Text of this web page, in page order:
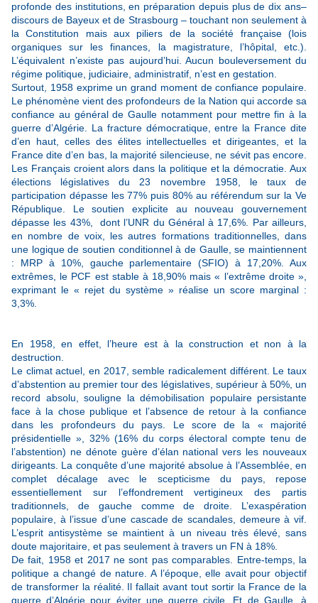
profonde des institutions, en préparation depuis plus de dix ans–
discours de Bayeux et de Strasbourg – touchant non seulement à
la Constitution mais aux piliers de la société française (lois
organiques sur les finances, la magistrature, l’hôpital, etc.).
L’équivalent n’existe pas aujourd’hui. Aucun bouleversement du
régime politique, judiciaire, administratif, n’est en gestation.
Surtout, 1958 exprime un grand moment de confiance populaire.
Le phénomène vient des profondeurs de la Nation qui accorde sa
confiance au général de Gaulle notamment pour mettre fin à la
guerre d’Algérie. La fracture démocratique, entre la France dite
d’en haut, celles des élites intellectuelles et dirigeantes, et la
France dite d’en bas, la majorité silencieuse, ne sévit pas encore.
Les Français croient alors dans la politique et la démocratie. Aux
élections législatives du 23 novembre 1958, le taux de
participation dépasse les 77% puis 80% au référendum sur la Ve
République. Le soutien explicite au nouveau gouvernement
dépasse les 43%, dont l’UNR du Général à 17,6%. Par ailleurs,
en nombre de voix, les autres formations traditionnelles, dans
une logique de soutien conditionnel à de Gaulle, se maintiennent
: MRP à 10%, gauche parlementaire (SFIO) à 17,20%. Aux
extrêmes, le PCF est stable à 18,90% mais « l’extrême droite »,
exprimant le « rejet du système » réalise un score marginal :
3,3%.
En 1958, en effet, l’heure est à la construction et non à la
destruction.
Le climat actuel, en 2017, semble radicalement différent. Le taux
d’abstention au premier tour des législatives, supérieur à 50%, un
record absolu, souligne la démobilisation populaire persistante
face à la chose publique et l’absence de retour à la confiance
dans les profondeurs du pays. Le score de la « majorité
présidentielle », 32% (16% du corps électoral compte tenu de
l’abstention) ne dénote guère d’élan national vers les nouveaux
dirigeants. La conquête d’une majorité absolue à l’Assemblée, en
complet décalage avec le scepticisme du pays, repose
essentiellement sur l’effondrement vertigineux des partis
traditionnels, de gauche comme de droite. L’exaspération
populaire, à l’issue d’une cascade de scandales, demeure à vif.
L’esprit antisystème se maintient à un niveau très élevé, sans
doute majoritaire, et pas seulement à travers un FN à 18%.
De fait, 1958 et 2017 ne sont pas comparables. Entre-temps, la
politique a changé de nature. A l’époque, elle avait pour objectif
de transformer la réalité. Il fallait avant tout sortir la France de la
guerre d’Algérie pour éviter une guerre civile. Et de Gaulle, à